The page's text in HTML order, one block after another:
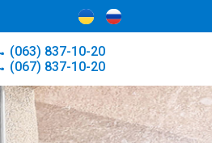
(063) 837-10-20
(067) 837-10-20